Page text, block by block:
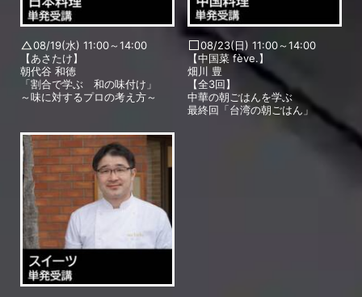
08/19(水) 11:00～14:00
【あさたけ】
朝代谷 和徳
「割合で学ぶ 和の味付け」
～味に対するプロの考え方～
08/23(日) 11:00～14:00
【中国菜 fève.】
畑川 豊
【全3回】
中華の朝ごはんを学ぶ
最終回「台湾の朝ごはん」